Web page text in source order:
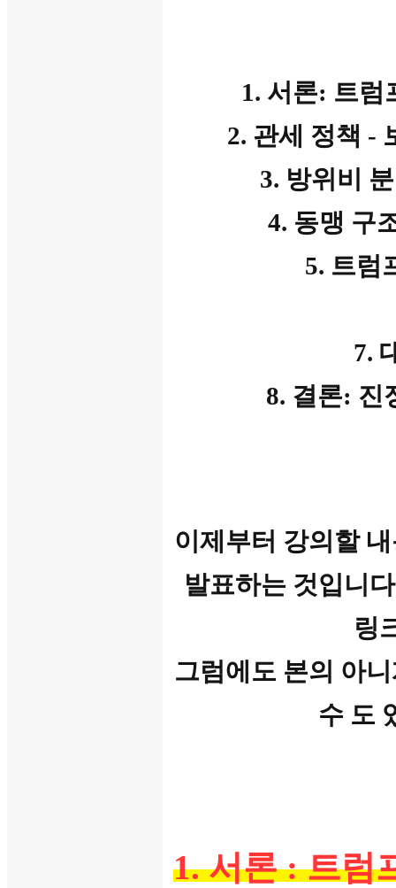
1. 서론: 트
2. 관세 정책 -
3. 방위비
4. 동맹 구
5. 트럼
7.
8. 결론: 진
이제부터 강의할
발표하는 것입니
링
그럼에도 본의 아
수 도
1. 서론 : 트럼